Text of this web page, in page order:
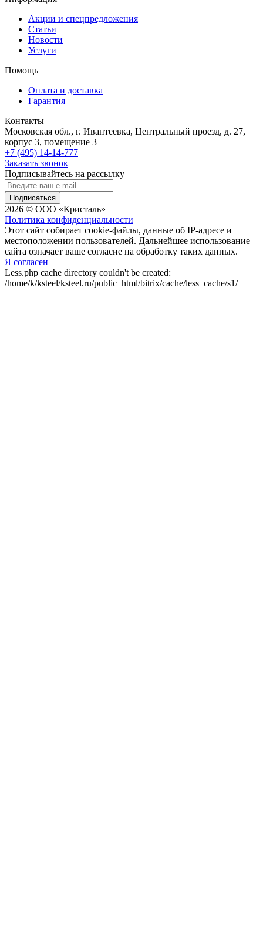
Акции и спецпредложения
Статьи
Новости
Услуги
Помощь
Оплата и доставка
Гарантия
Контакты
Московская обл., г. Ивантеевка, Центральный проезд, д. 27,
корпус 3, помещение 3
+7 (495) 14-14-777
Заказать звонок
Подписывайтесь на рассылку
Подписаться
2026 © ООО «Кристаль»
Политика конфиденциальности
Этот сайт собирает cookie-файлы, данные об IP-адресе и
местоположении пользователей. Дальнейшее использование
сайта означает ваше согласие на обработку таких данных.
Я согласен
Less.php cache directory couldn't be created:
/home/k/ksteel/ksteel.ru/public_html/bitrix/cache/less_cache/s1/